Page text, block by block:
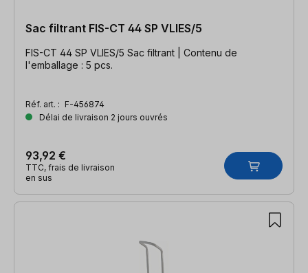
Sac filtrant FIS-CT 44 SP VLIES/5
FIS-CT 44 SP VLIES/5 Sac filtrant | Contenu de
l'emballage : 5 pcs.
Réf. art. : F-456874
Délai de livraison 2 jours ouvrés
93,92 €
TTC, frais de livraison
en sus